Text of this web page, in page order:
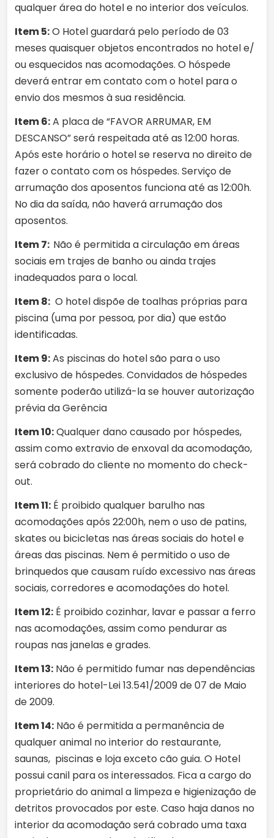
qualquer área do hotel e no interior dos veículos.
Item 5:O Hotel guardará pelo período de 03
meses quaisquer objetos encontrados no hotel e/
ou esquecidos nas acomodações. O hóspede
deverá entrar em contato com o hotel para o
envio dos mesmos à sua residência.
Item 6:A placa de “FAVOR ARRUMAR, EM
DESCANSO” será respeitada até as 12:00 horas.
Após este horário o hotel se reserva no direito de
fazer o contato com os hóspedes. Serviço de
arrumação dos aposentos funciona até as 12:00h.
No dia da saída, não haverá arrumação dos
aposentos.
Item 7: Não é permitida a circulação em áreas
sociais em trajes de banho ou ainda trajes
inadequados para o local.
Item 8: O hotel dispõe de toalhas próprias para
piscina (uma por pessoa, por dia) que estão
identificadas.
Item 9:As piscinas do hotel são para o uso
exclusivo de hóspedes. Convidados de hóspedes
somente poderão utilizá-la se houver autorização
prévia da Gerência
Item 10:Qualquer dano causado por hóspedes,
assim como extravio de enxoval da acomodação,
será cobrado do cliente no momento do check-
out.
Item 11: É proibido qualquer barulho nas
acomodações após 22:00h, nem o uso de patins,
skates ou bicicletas nas áreas sociais do hotel e
áreas das piscinas. Nem é permitido o uso de
brinquedos que causam ruído excessivo nas áreas
sociais, corredores e acomodações do hotel.
Item 12: É proibido cozinhar, lavar e passar a ferro
nas acomodações, assim como pendurar as
roupas nas janelas e grades.
Item 13: Não é permitido fumar nas dependências
interiores do hotel-Lei 13.541/2009 de 07 de Maio
de 2009.
Item 14: Não é permitida a permanência de
qualquer animal no interior do restaurante,
saunas, piscinas e loja exceto cão guia. O Hotel
possui canil para os interessados. Fica a cargo do
proprietário do animal a limpeza e higienização de
detritos provocados por este. Caso haja danos no
interior da acomodação será cobrado uma taxa